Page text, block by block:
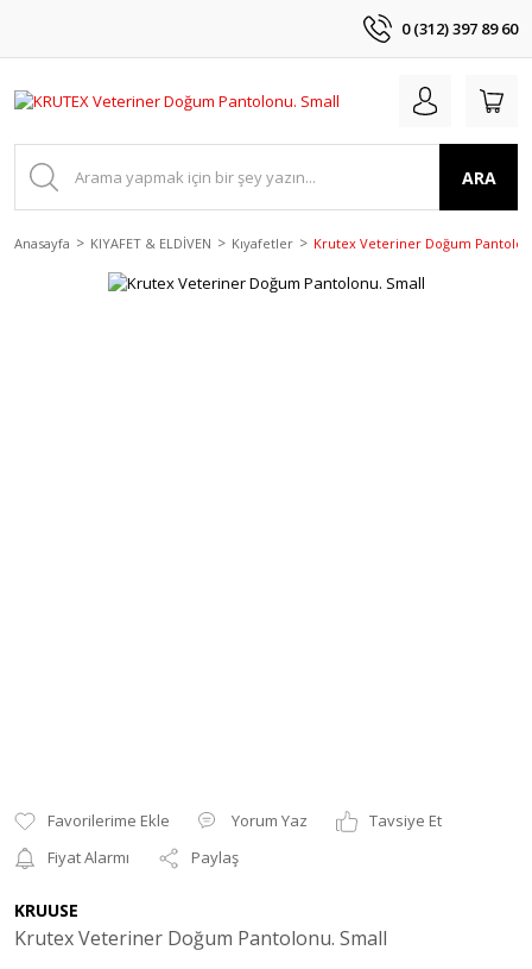
0 (312) 397 89 60
ARA
Anasayfa KIYAFET & ELDİVEN Kıyafetler Krutex Veteriner Doğum
Yorum Yaz
Tavsiye Et
Fiyat Alarmı
Paylaş
KRUUSE
Krutex Veteriner Doğum Pantolonu. Small